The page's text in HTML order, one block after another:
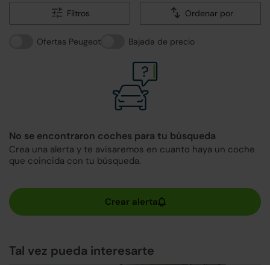
Filtros Ordenar por
Ofertas Peugeot Bajada de precio
No se encontraron coches para tu búsqueda
Crea una alerta y te avisaremos en cuanto haya un coche
que coincida con tu búsqueda.
Tal vez pueda interesarte